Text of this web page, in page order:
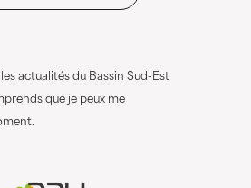
actualités du Bassin Sud-Est
que je peux me